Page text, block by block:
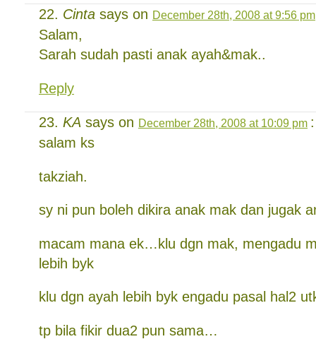
Cinta says on December 28th, 2008 at 9:56 pm
Salam,
Sarah sudah pasti anak ayah&mak..
Reply
KA says on December 28th, 2008 at 10:09 pm :
salam ks
takziah.
sy ni pun boleh dikira anak mak dan jugak
macam mana ek…klu dgn mak, mengadu
lebih byk
klu dgn ayah lebih byk engadu pasal hal2
tp bila fikir dua2 pun sama…